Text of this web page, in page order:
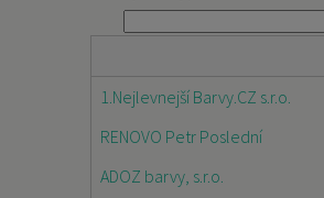
1.Nejlevnejší Barvy.CZ s.r.o.
RENOVO Petr Poslední
ADOZ barvy, s.r.o.